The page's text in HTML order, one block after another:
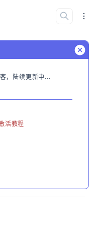
框架基础上开发
。内容包括如何
及实现的效果。
Security和
提醒读者，对
补充学习。
，陆续更新中...
活教程